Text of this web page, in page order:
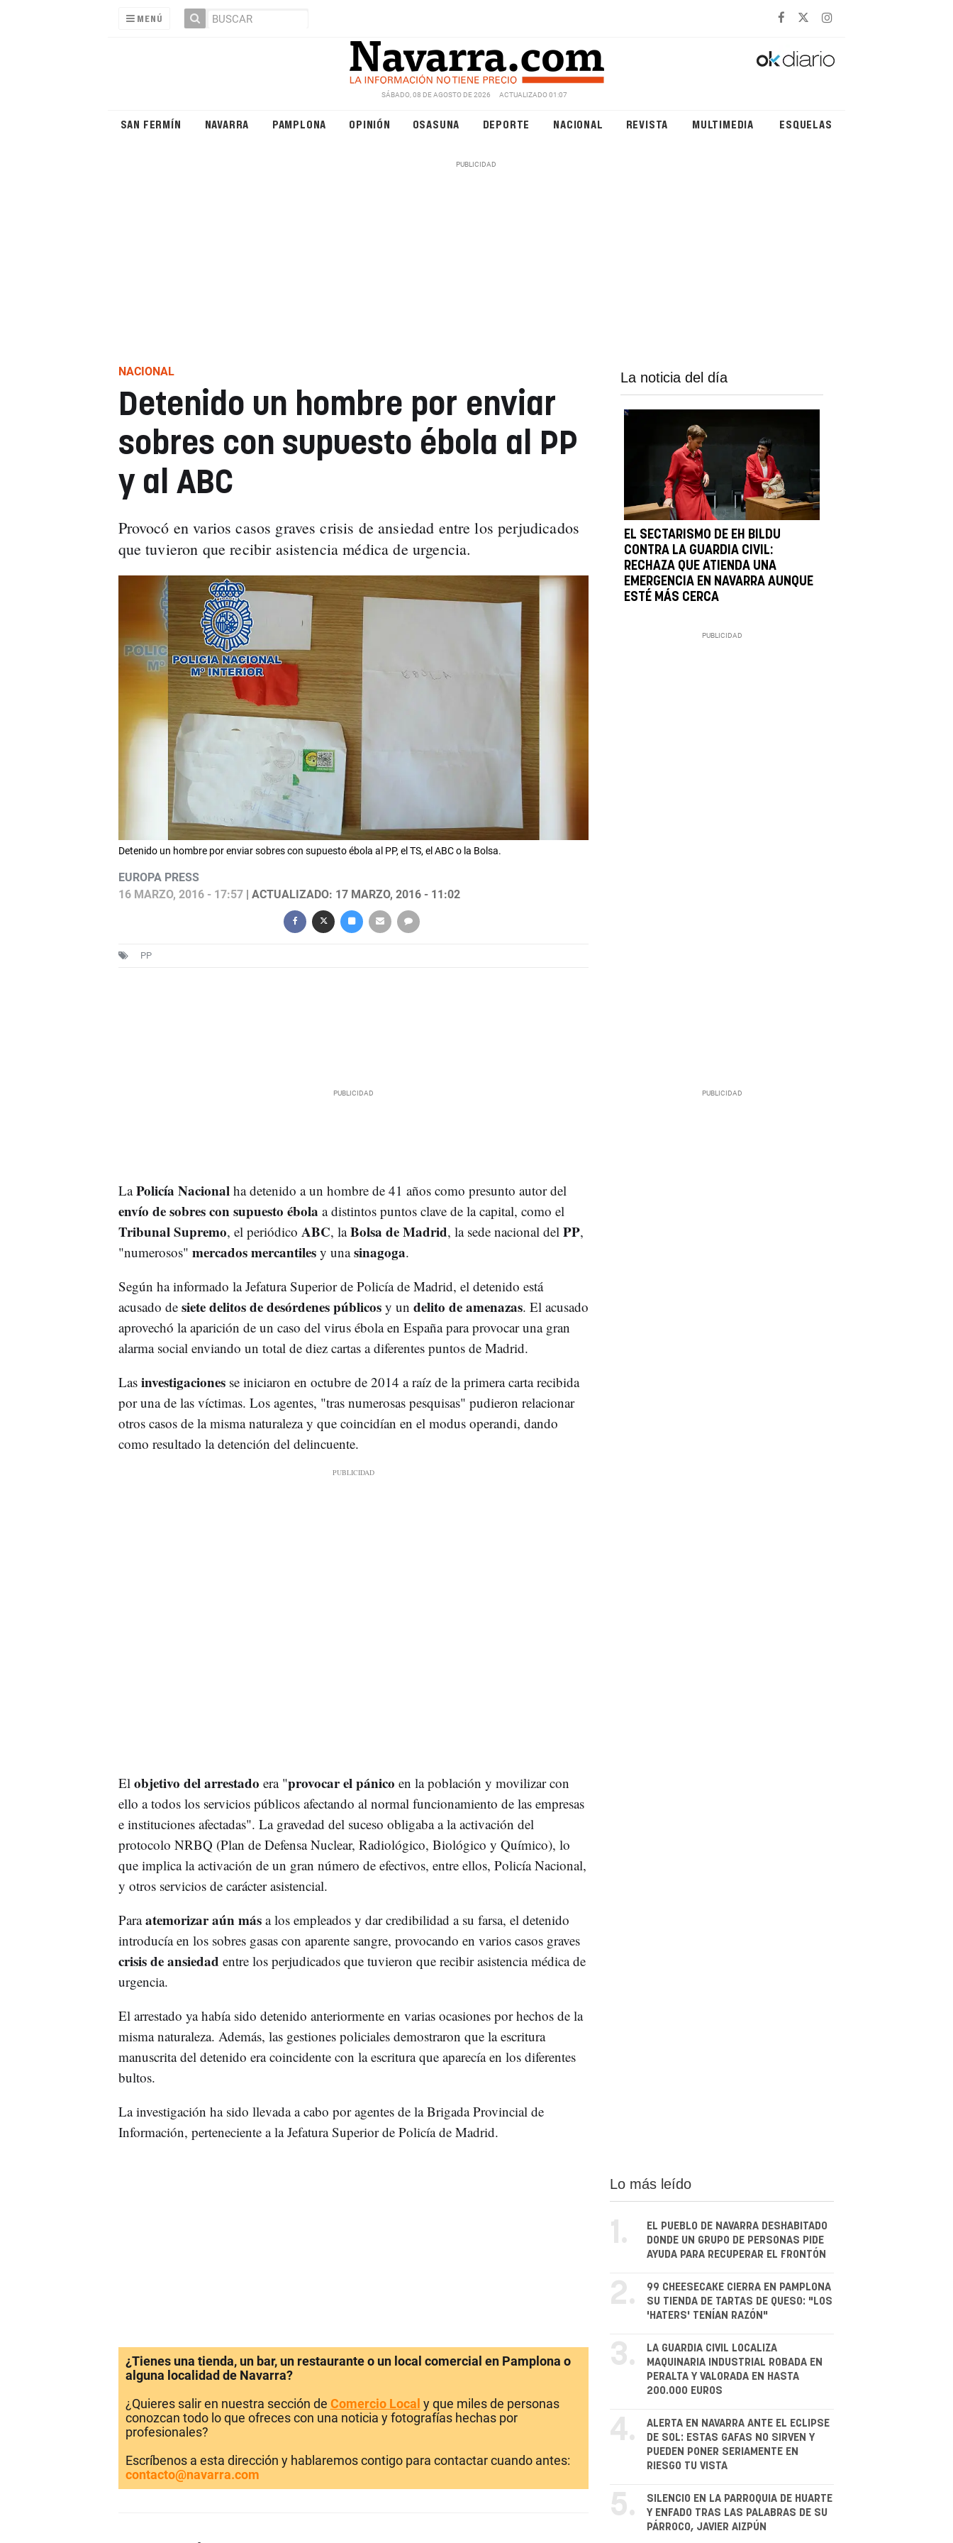
MENÚ
SÁBADO, 08 DE AGOSTO DE 2026 ACTUALIZADO 01:07
SAN FERMÍN NAVARRA PAMPLONA OPINIÓN OSASUNA DEPORTE NACIONAL REVISTA MULTIMEDIA ESQUELAS
NACIONAL
Detenido un hombre por enviar
sobres con supuesto ébola al PP
y al ABC
Provocó en varios casos graves crisis de ansiedad entre los perjudicados
que tuvieron que recibir asistencia médica de urgencia.
Detenido un hombre por enviar sobres con supuesto ébola al PP, el TS, el ABC o la Bolsa.
EUROPA PRESS
16 MARZO, 2016 - 17:57| ACTUALIZADO: 17 MARZO, 2016 - 11:02
PP
La noticia del día
EL SECTARISMO DE EH BILDU
CONTRA LA GUARDIA CIVIL:
RECHAZA QUE ATIENDA UNA
EMERGENCIA EN NAVARRA AUNQUE
ESTÉ MÁS CERCA
LaPolicía Nacional ha detenido a un hombre de 41 años como presunto autor del
envío de sobres con supuesto ébola a distintos puntos clave de la capital, como el
Tribunal Supremo, el periódico ABC, laBolsa de Madrid, la sede nacional del PP,
"numerosos" mercados mercantilesy unasinagoga.
Según ha informado la Jefatura Superior de Policía de Madrid, el detenido está
acusado de siete delitos de desórdenes públicosy un delito de amenazas. El acusado
aprovechó la aparición de un caso del virus ébola en España para provocar una gran
alarma social enviando un total de diez cartas a diferentes puntos de Madrid.
Las investigaciones se iniciaron en octubre de 2014 a raíz de la primera carta recibida
por una de las víctimas. Los agentes, "tras numerosas pesquisas" pudieron relacionar
otros casos de la misma naturaleza y que coincidían en el modus operandi, dando
como resultado la detención del delincuente.
El objetivo del arrestado era "provocar el pánico en la población y movilizar con
ello a todos los servicios públicos afectando al normal funcionamiento de las empresas
e instituciones afectadas". La gravedad del suceso obligaba a la activación del
protocolo NRBQ (Plan de Defensa Nuclear, Radiológico, Biológico y Químico), lo
que implica la activación de un gran número de efectivos, entre ellos, Policía Nacional,
y otros servicios de carácter asistencial.
Paraatemorizar aún mása los empleados y dar credibilidad a su farsa, el detenido
introducía en los sobres gasas con aparente sangre, provocando en varios casos graves
crisis de ansiedad entre los perjudicados que tuvieron que recibir asistencia médica de
urgencia.
El arrestado ya había sido detenido anteriormente en varias ocasiones por hechos de la
misma naturaleza. Además, las gestiones policiales demostraron que la escritura
manuscrita del detenido era coincidente con la escritura que aparecía en los diferentes
bultos.
La investigación ha sido llevada a cabo por agentes de la Brigada Provincial de
Información, perteneciente a la Jefatura Superior de Policía de Madrid.
¿Tienes una tienda, un bar, un restaurante o un local comercial en Pamplona o
alguna localidad de Navarra?
¿Quieres salir en nuestra sección de Comercio Local y que miles de personas
conozcan todo lo que ofreces con una noticia y fotografías hechas por
profesionales?
Escríbenos a esta dirección y hablaremos contigo para contactar cuando antes:
contacto@navarra.com
Lo más leído
1.
EL PUEBLO DE NAVARRA DESHABITADO
DONDE UN GRUPO DE PERSONAS PIDE
AYUDA PARA RECUPERAR EL FRONTÓN
2.
99 CHEESECAKE CIERRA EN PAMPLONA
SU TIENDA DE TARTAS DE QUESO: "LOS
'HATERS' TENÍAN RAZÓN"
3.
LA GUARDIA CIVIL LOCALIZA
MAQUINARIA INDUSTRIAL ROBADA EN
PERALTA Y VALORADA EN HASTA
200.000 EUROS
4.
ALERTA EN NAVARRA ANTE EL ECLIPSE
DE SOL: ESTAS GAFAS NO SIRVEN Y
PUEDEN PONER SERIAMENTE EN
RIESGO TU VISTA
5.
SILENCIO EN LA PARROQUIA DE HUARTE
Y ENFADO TRAS LAS PALABRAS DE SU
PÁRROCO, JAVIER AIZPÚN